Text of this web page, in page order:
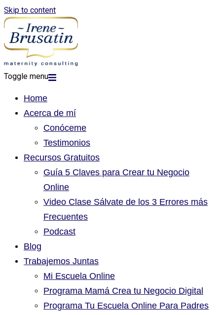
Skip to content
Toggle menu
Home
Acerca de mí
Conóceme
Testimonios
Recursos Gratuitos
Guía 5 Claves para Crear tu Negocio
Online
Video Clase Sálvate de los 3 Errores más
Frecuentes
Podcast
Blog
Trabajemos Juntas
Mi Escuela Online
Programa Mamá Crea tu Negocio Digital
Programa Tu Escuela Online Para Padres